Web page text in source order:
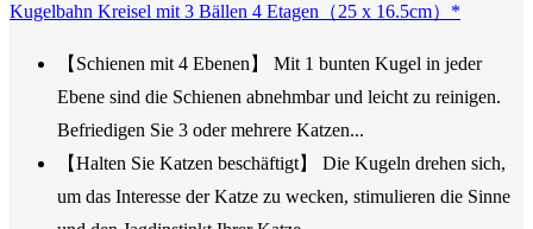
Kugelbahn Kreisel mit 3 Bällen 4 Etagen（25 x 16.5cm）*
【Schienen mit 4 Ebenen】 Mit 1 bunten Kugel in jeder
Ebene sind die Schienen abnehmbar und leicht zu reinigen.
Befriedigen Sie 3 oder mehrere Katzen...
【Halten Sie Katzen beschäftigt】 Die Kugeln drehen sich,
um das Interesse der Katze zu wecken, stimulieren die Sinne